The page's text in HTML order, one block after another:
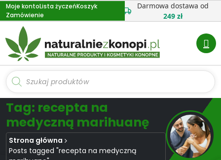
Przejdź
do
treści
Moje kontoLista życzeńKoszyk
Zamówienie
Darmowa dostawa od
249 zł
Wyszukiwarka
produktów
Tag: recepta na
medyczną marihuanę
Strona główna
Posts tagged "recepta na medyczną